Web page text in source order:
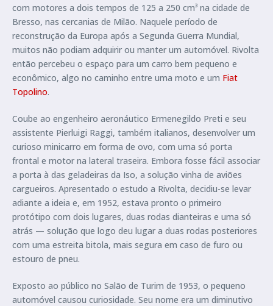
com motores a dois tempos de 125 a 250 cm³ na cidade de
Bresso, nas cercanias de Milão. Naquele período de
reconstrução da Europa após a Segunda Guerra Mundial,
muitos não podiam adquirir ou manter um automóvel. Rivolta
então percebeu o espaço para um carro bem pequeno e
econômico, algo no caminho entre uma moto e um Fiat
Topolino.
Coube ao engenheiro aeronáutico Ermenegildo Preti e seu
assistente Pierluigi Raggi, também italianos, desenvolver um
curioso minicarro em forma de ovo, com uma só porta
frontal e motor na lateral traseira. Embora fosse fácil associar
a porta à das geladeiras da Iso, a solução vinha de aviões
cargueiros. Apresentado o estudo a Rivolta, decidiu-se levar
adiante a ideia e, em 1952, estava pronto o primeiro
protótipo com dois lugares, duas rodas dianteiras e uma só
atrás — solução que logo deu lugar a duas rodas posteriores
com uma estreita bitola, mais segura em caso de furo ou
estouro de pneu.
Exposto ao público no Salão de Turim de 1953, o pequeno
automóvel causou curiosidade. Seu nome era um diminutivo